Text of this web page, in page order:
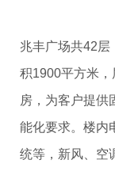
兆丰广场共42层
积1900平方米
房，为客户提供
能化要求。楼内
统等，新风、空